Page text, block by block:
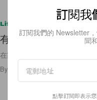
Lifestyle
有了這些自煮食材包
在家可以享受的自煮美味！
By Audrey Tsang/2020年5月12日
訂閱我
訂閱我們的 Newsletter
聞
點擊訂閱即表示